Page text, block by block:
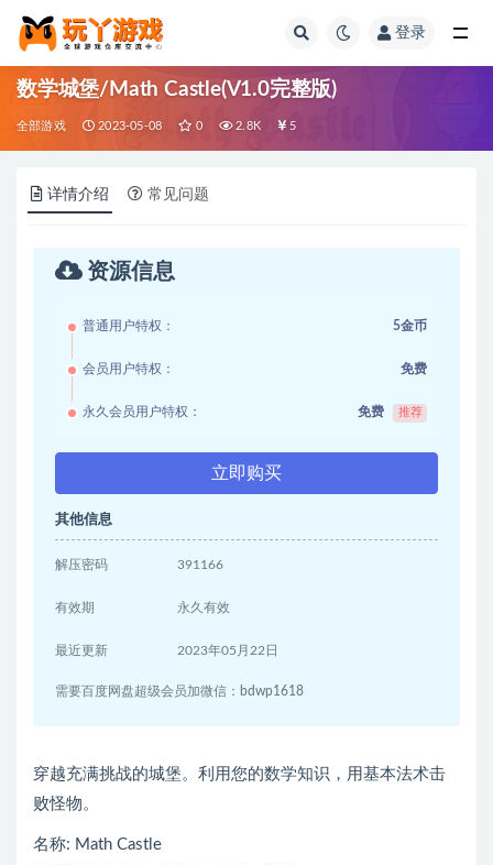
登录
数学城堡/Math Castle(V1.0完整版)
全部游戏 2023-05-08 0 2.8K 5
详情介绍 常见问题
资源信息
普通用户特权： 5金币
会员用户特权： 免费
永久会员用户特权： 免费 推荐
立即购买
其他信息
解压密码 391166
有效期 永久有效
最近更新 2023年05月22日
需要百度网盘超级会员加微信：bdwp1618
穿越充满挑战的城堡。利用您的数学知识，用基本法术击
败怪物。
名称: Math Castle